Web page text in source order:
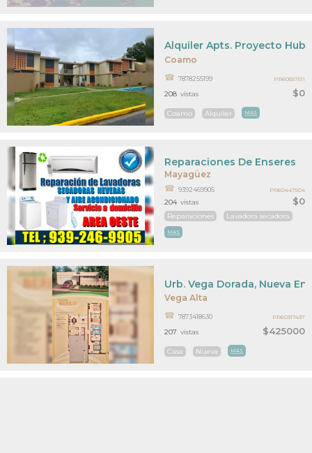
Coamo
$0
Alquiler Apts. Proyecto
7878255199
Coamo Alquiler MAS
208 vistas
PR60557511
Mayagüez
$0
Reparaciones De Enseres
9392469905
Reparaciones Lavadora secadora
MAS
204 vistas
PR60447504
Vega Alta
$425000
Urb. Vega Dorada, Nueva
7873418630
Casa Nueva MAS
207 vistas
PR60317437